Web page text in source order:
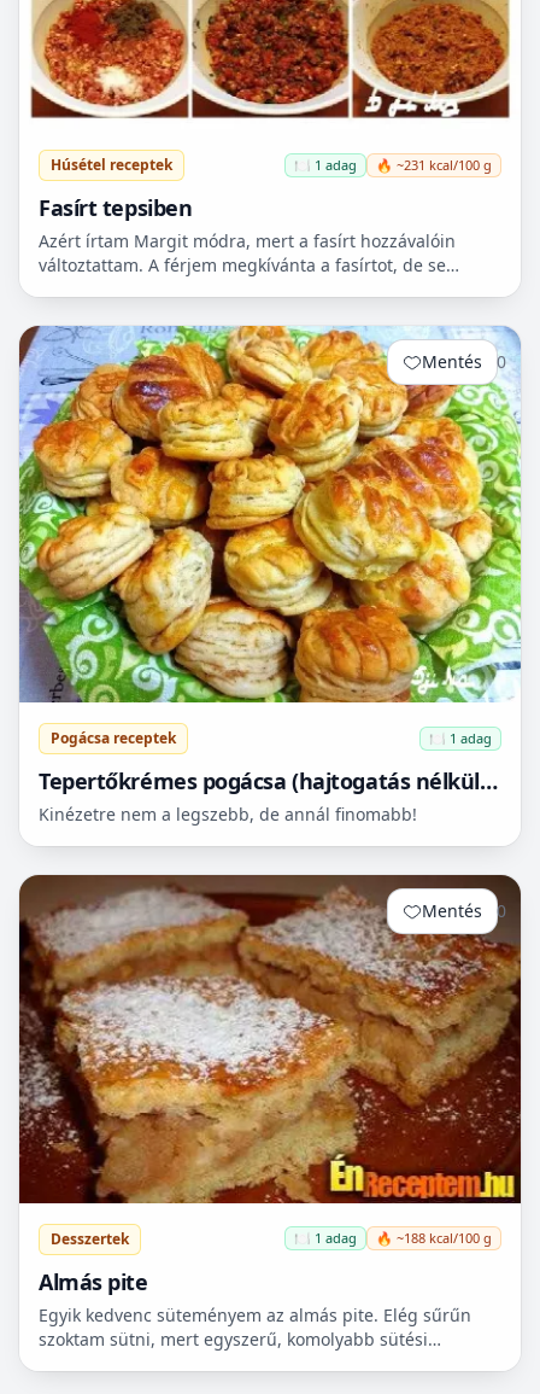
Húsétel receptek 🍽️ 1 adag 🔥 ~231 kcal/100 g
Fasírt tepsiben
Azért írtam Margit módra, mert a fasírt hozzávalóin
változtattam. A férjem megkívánta a fasírtot, de se
Mentés 0
Pogácsa receptek 🍽️ 1 adag
Tepertőkrémes pogácsa (hajtogatás nélkül is
leveles)
Kinézetre nem a legszebb, de annál finomabb!
Mentés 0
Desszertek 🍽️ 1 adag 🔥 ~188 kcal/100 g
Almás pite
Egyik kedvenc süteményem az almás pite. Elég sűrűn
szoktam sütni, mert egyszerű, komolyabb sütési